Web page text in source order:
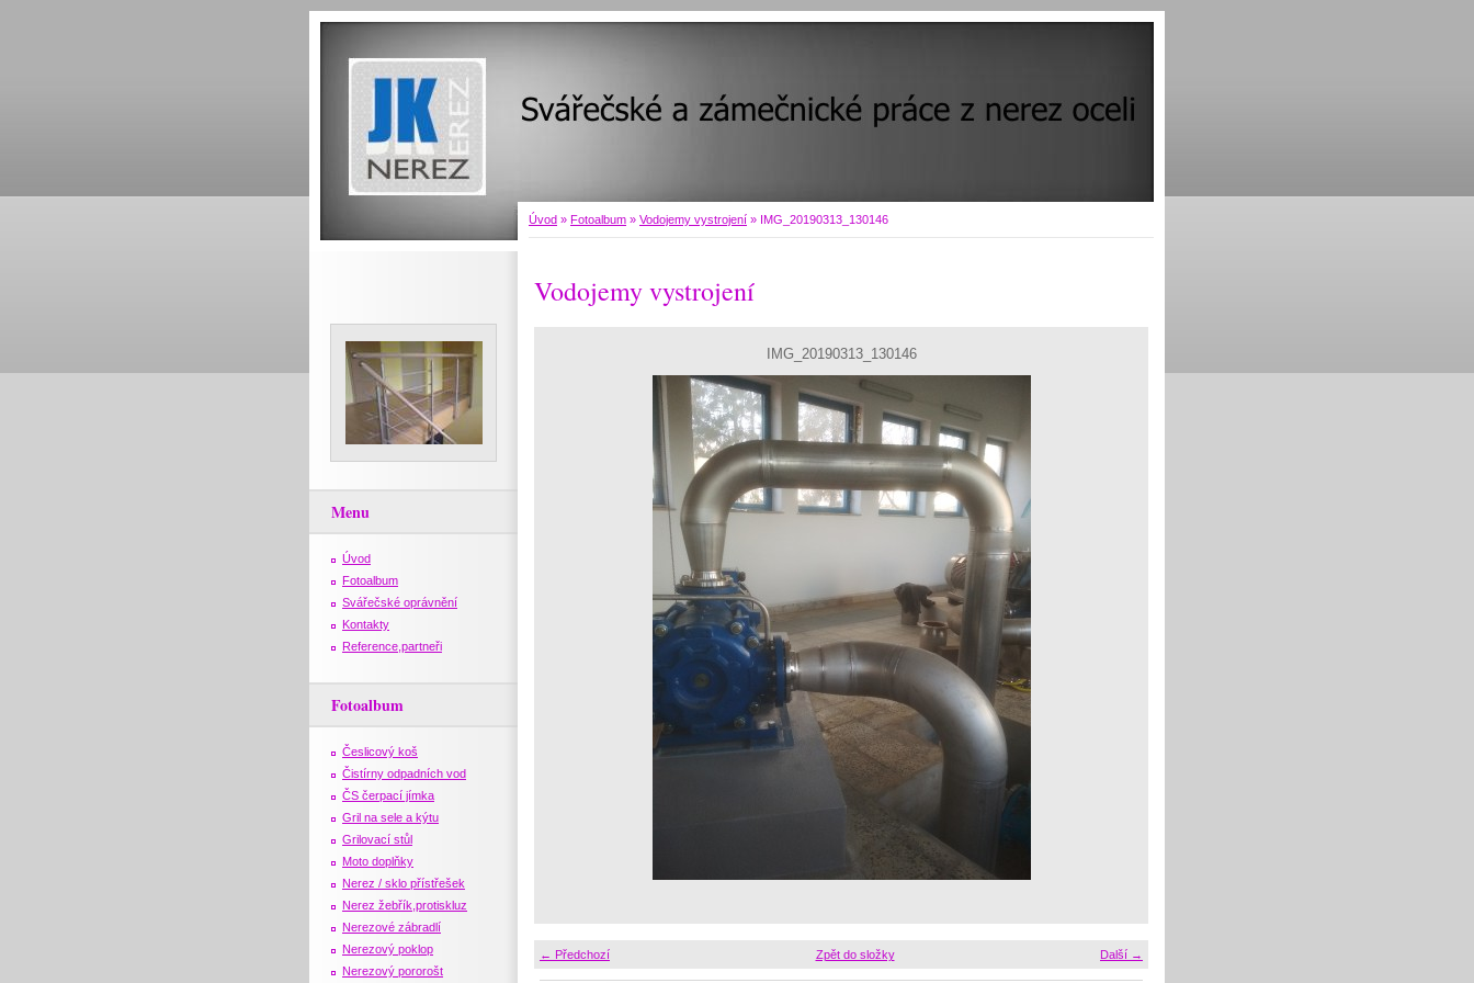
Úvod » Fotoalbum » Vodojemy vystrojení » IMG_20190313_130146
Vodojemy vystrojení
IMG_20190313_130146
← Předchozí Další →
Zpět do složky
Menu
Úvod
Fotoalbum
Svářečské oprávnění
Kontakty
Reference,partneři
Fotoalbum
Česlicový koš
Čistírny odpadních vod
ČS čerpací jímka
Gril na sele a kýtu
Grilovací stůl
Moto doplňky
Nerez / sklo přístřešek
Nerez žebřík,protiskluz
Nerezové zábradlí
Nerezový poklop
Nerezový pororošt